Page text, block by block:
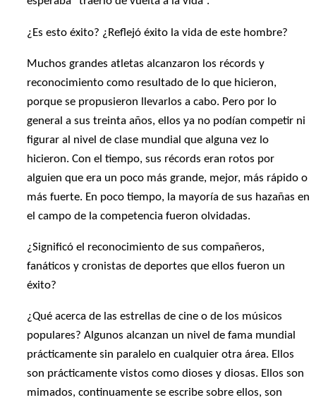
¿Es esto éxito? ¿Reflejó éxito la vida de este hombre?
Muchos grandes atletas alcanzaron los récords y
reconocimiento como resultado de lo que hicieron,
porque se propusieron llevarlos a cabo. Pero por lo
general a sus treinta años, ellos ya no podían competir ni
figurar al nivel de clase mundial que alguna vez lo
hicieron. Con el tiempo, sus récords eran rotos por
alguien que era un poco más grande, mejor, más rápido o
más fuerte. En poco tiempo, la mayoría de sus hazañas en
el campo de la competencia fueron olvidadas.
¿Significó el reconocimiento de sus compañeros,
fanáticos y cronistas de deportes que ellos fueron un
éxito?
¿Qué acerca de las estrellas de cine o de los músicos
populares? Algunos alcanzan un nivel de fama mundial
prácticamente sin paralelo en cualquier otra área. Ellos
son prácticamente vistos como dioses y diosas. Ellos son
mimados, continuamente se escribe sobre ellos, son